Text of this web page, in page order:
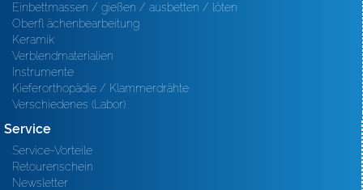
Einbettmassen / gießen / ausbetten / löten
Oberfl ächenbearbeitung
Keramik
Verblendmaterialien
Instrumente
Kieferorthopädie / Klammerdrähte
Verschiedenes (Labor)
Service
Service-Vorteile
Retourenschein
Newsletter